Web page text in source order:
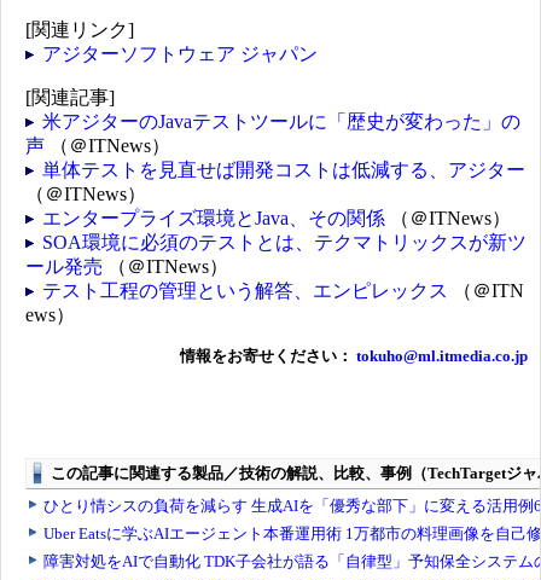
[関連リンク]
アジターソフトウェア ジャパン
[関連記事]
米アジターのJavaテストツールに「歴史が変わった」の
声 （＠ITNews）
単体テストを見直せば開発コストは低減する、アジター
（＠ITNews）
エンタープライズ環境とJava、その関係 （＠ITNews）
SOA環境に必須のテストとは、テクマトリックスが新ツ
ール発売 （＠ITNews）
テスト工程の管理という解答、エンピレックス
（＠ITN
ews）
情報をお寄せください： tokuho@ml.itmedia.co.jp